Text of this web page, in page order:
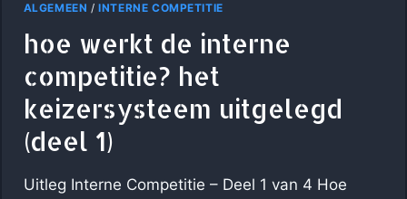
ALGEMEEN /INTERNE COMPETITIE
hoe werkt de interne
competitie? het
keizersysteem uitgelegd
(deel 1)
Uitleg Interne Competitie – Deel 1 van 4 Hoe